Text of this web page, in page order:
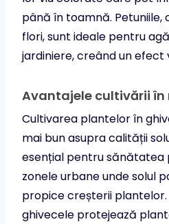
până în toamnă. Petuniile,
flori, sunt ideale pentru
jardiniere, creând un efect
Avantajele cultivării în
Cultivarea plantelor în
mai bun asupra calității
esențial pentru sănătatea
zonele urbane unde solul
propice creșterii plantelor.
ghivecele protejează